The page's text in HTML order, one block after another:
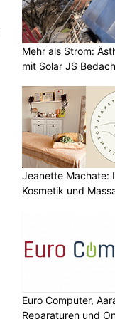
Mehr als Strom:
mit Solar JS
Jeanette Machate:
Kosmetik und
Euro Computer,
Reparaturen und